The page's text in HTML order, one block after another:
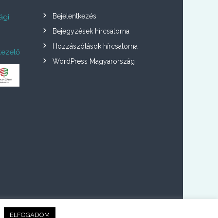
Bejelentkezés
Bejegyzések hírcsatorna
Hozzászólások hírcsatorna
WordPress Magyarország
ELFOGADOM